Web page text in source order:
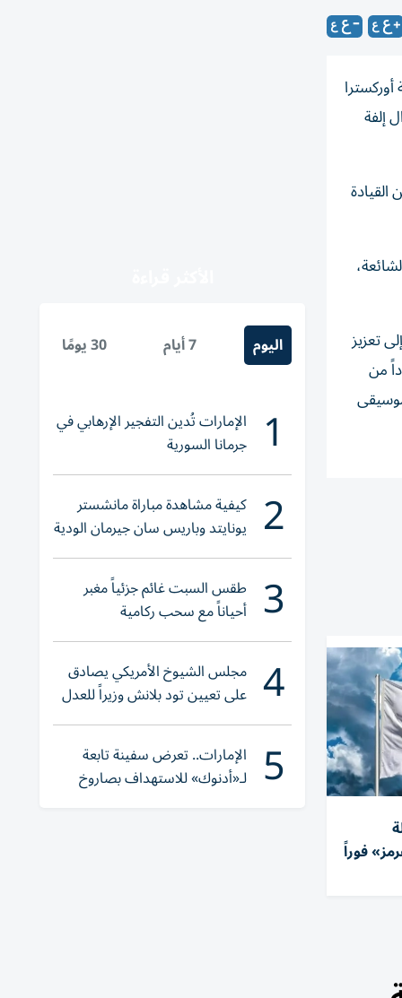
الجاري، إذ تقدم فرقة أوركسترا
إلفة
تعزيز
من
فوراً
اليوم 7 أيام 30 يومًا
1 الإمارات تُدين التفجير الإرهابي في
جرمانا السورية
2 كيفية مشاهدة مباراة مانشستر
يونايتد وباريس سان جيرمان الودية
والقنوات الناقلة
3 طقس السبت غائم جزئياً مغبر
أحياناً مع سحب ركامية
4 مجلس الشيوخ الأمريكي يصادق
على تعيين تود بلانش وزيراً للعدل
5 الإمارات.. تعرض سفينة تابعة
لـ«أدنوك» للاستهداف بصاروخ